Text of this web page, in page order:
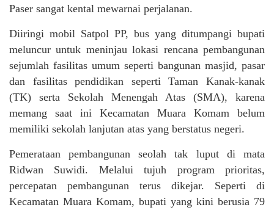
Paser sangat kental mewarnai perjalanan.
Diiringi mobil Satpol PP, bus yang ditumpangi bupati
meluncur untuk meninjau lokasi rencana pembangunan
sejumlah fasilitas umum seperti bangunan masjid, pasar
dan fasilitas pendidikan seperti Taman Kanak-kanak
(TK) serta Sekolah Menengah Atas (SMA), karena
memang saat ini Kecamatan Muara Komam belum
memiliki sekolah lanjutan atas yang berstatus negeri.
Pemerataan pembangunan seolah tak luput di mata
Ridwan Suwidi. Melalui tujuh program prioritas,
percepatan pembangunan terus dikejar. Seperti di
Kecamatan Muara Komam, bupati yang kini berusia 79